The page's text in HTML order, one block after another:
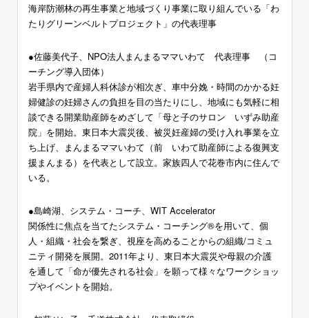
海岸防潮林の再生事業と地域づくり事業に取り組んでいる「わ
たりグリーンベルトプロジェクト」の代表理事
●佐藤美代子、NPO法人まんまるママいわて 代表理事 （コ
ーチング導入団体）
岩手県内で産婦人科休診が相次ぎ、車中分娩・時間のかかる妊
婦健診の妊婦さんの負担を目の当たりにし、地域にも気軽に相
談できる開業助産師をめざして「母と子のサロン いずみ助産
院」を開始。東日本大震災後、被災妊産婦の受け入れ事業を立
ち上げ、まんまるママいわて（前 いわて助産師による復興支
援まんまる）を代表として設立。家族四人で花巻市内に住んで
いる。
●島崎湖、システム・コーチ、WIT Accelerator
関係性に焦点を当てたシステム・コーチング®を用いて、個
人・組織・社会を繋ぎ、視座を高めることからの組織/コミュ
ニティ開発を展開。2011年より、東日本大震災や母親の介護
を通して「命が優先される社会」を願って様々なワークショッ
プやイベントを開始。